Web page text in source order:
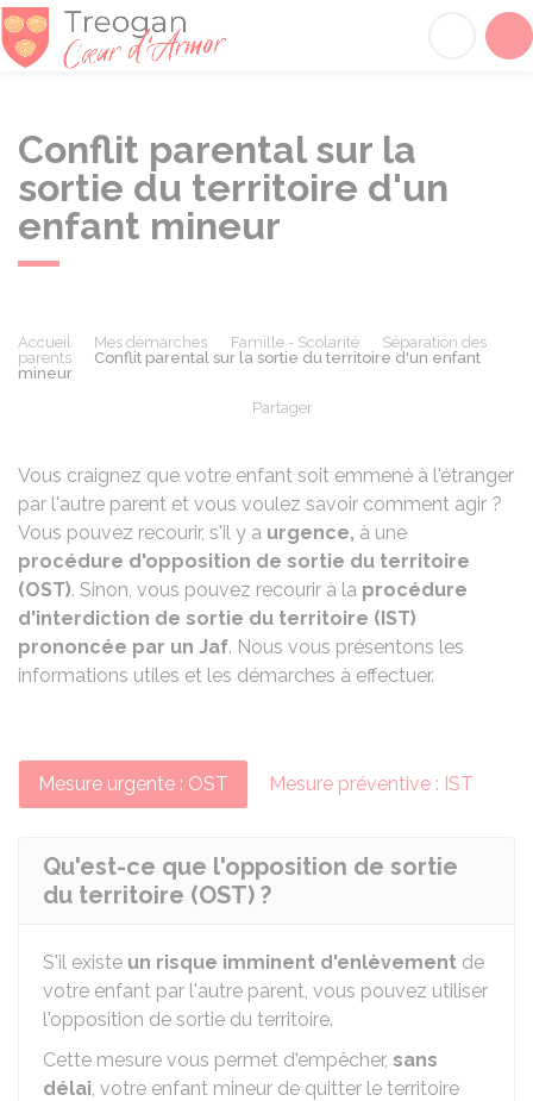
Conflit parental sur la
sortie du territoire d'un
enfant mineur
Accueil Mes démarches Famille - Scolarité
Séparation des
parents
Conflit parental sur la sortie du territoire d'un enfant
mineur
Partager
Vous craignez que votre enfant soit emmené à l'étranger
par l'autre parent et vous voulez savoir comment agir ?
Vous pouvez recourir, s'il y a urgence, à une
procédure d'opposition de sortie du territoire
(OST). Sinon, vous pouvez recourir à la procédure
d'interdiction de sortie du territoire (IST)
prononcée par un Jaf. Nous vous présentons les
informations utiles et les démarches à effectuer.
Mesure urgente : OST Mesure préventive : IST
Qu'est-ce que l'opposition de sortie
du territoire (OST) ?
S'il existe un risque imminent d'enlèvement de
votre enfant par l'autre parent, vous pouvez utiliser
l'opposition de sortie du territoire.
Cette mesure vous permet d'empêcher, sans
délai, votre enfant mineur de quitter le territoire